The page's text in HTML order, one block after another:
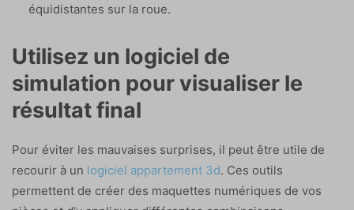
équidistantes sur la roue.
Utilisez un logiciel de
simulation pour visualiser le
résultat final
Pour éviter les mauvaises surprises, il peut être utile de
recourir à un logiciel appartement 3d. Ces outils
permettent de créer des maquettes numériques de vos